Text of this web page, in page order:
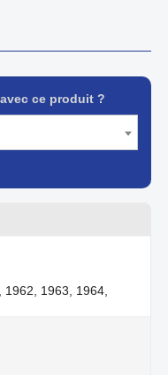
ce produit ?
1963, 1964,